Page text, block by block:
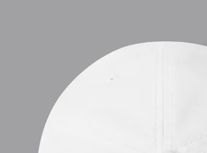
最高のクリエイティブ制作を導くた
ットフォーム。クリエイター、企業
店、スタジオを含む100万人以上が
います。